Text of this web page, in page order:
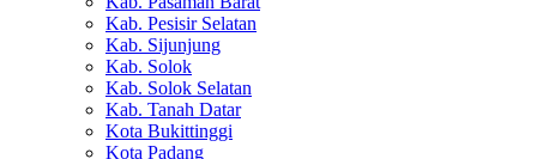
Kab. Pesisir Selatan
Kab. Sijunjung
Kab. Solok
Kab. Solok Selatan
Kab. Tanah Datar
Kota Bukittinggi
Kota Padang